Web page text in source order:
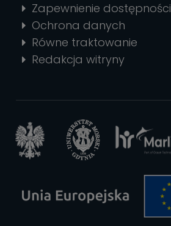
Zapewnienie dostępności
Ochrona danych
Równe traktowanie
Redakcja witryny